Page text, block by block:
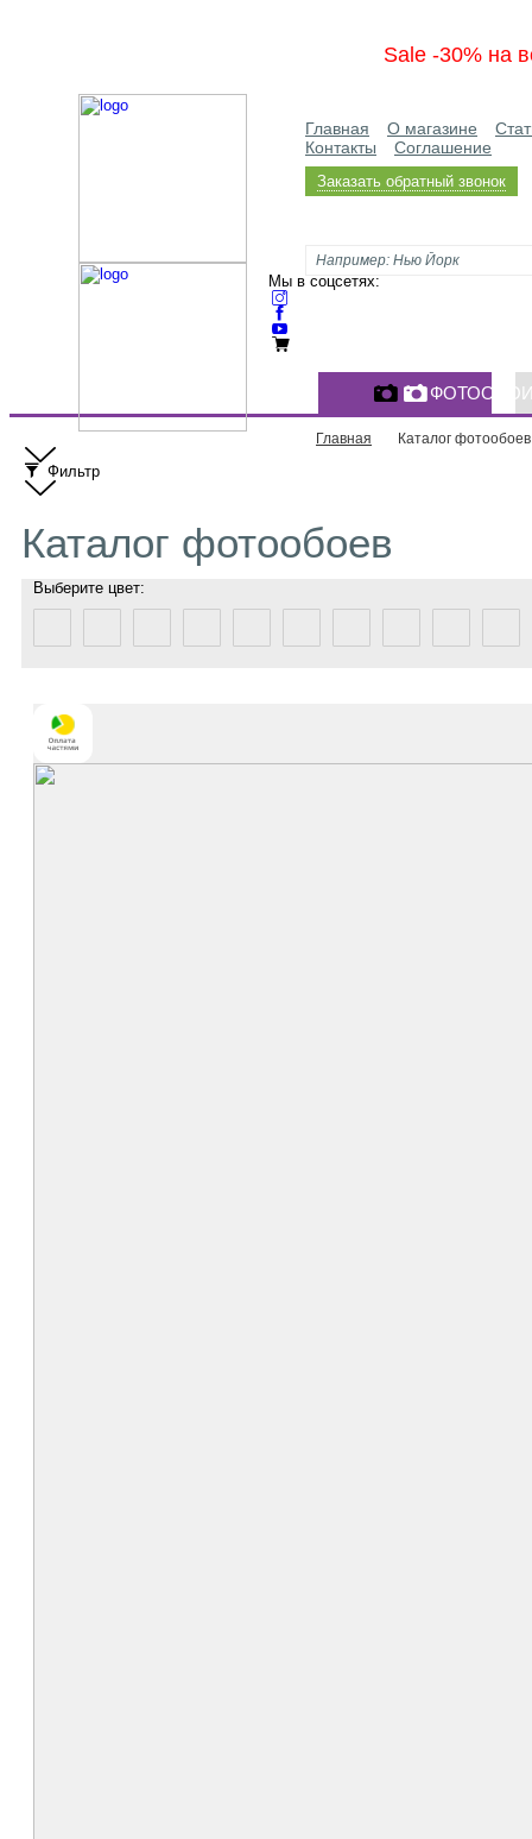
Sale -30% на
Главная О магазине
Контакты
Соглашение
Заказать обратный звонок
Мы в соцсетях:
Главная Каталог фотообоев
Фильтр
Каталог фотообоев
Выберите цвет: